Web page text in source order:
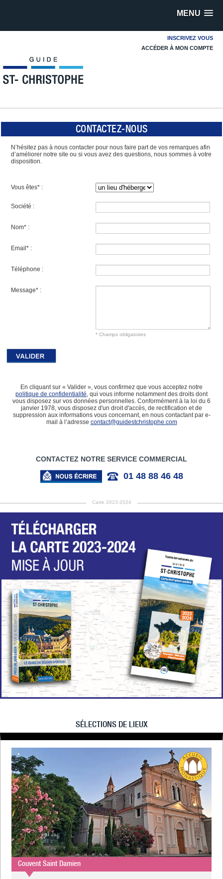
MENU
INSCRIVEZ VOUS
ACCÉDER À MON COMPTE
CONTACTEZ-NOUS
N’hésitez pas à nous contacter pour nous faire part de vos remarques afin
d’améliorer notre site ou si vous avez des questions, nous sommes à votre
disposition.
Vous êtes* :
Société :
Nom* :
Email* :
Téléphone :
Message* :
* Champs obligatoires
En cliquant sur « Valider », vous confirmez que vous acceptez notre
politique de confidentialité, qui vous informe notamment des droits dont
vous disposez sur vos données personnelles. Conformément à la loi du 6
janvier 1978, vous disposez d'un droit d'accès, de rectification et de
suppression aux informations vous concernant, en nous contactant par e-
mail à l’adresse contact@guidestchristophe.com
CONTACTEZ NOTRE SERVICE COMMERCIAL
01 48 88 46 48
Carte 2023-2024
SÉLECTIONS DE LIEUX
Couvent Saint Damien